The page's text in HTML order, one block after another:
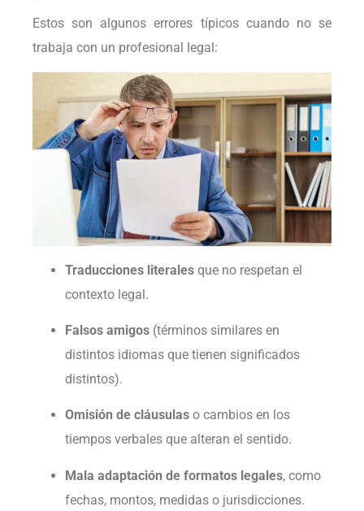
Estos son algunos errores típicos cuando no se
trabaja con un profesional legal:
Traducciones literales que no respetan el
contexto legal.
Falsos amigos (términos similares en
distintos idiomas que tienen significados
distintos).
Omisión de cláusulas o cambios en los
tiempos verbales que alteran el sentido.
Mala adaptación de formatos legales, como
fechas, montos, medidas o jurisdicciones.